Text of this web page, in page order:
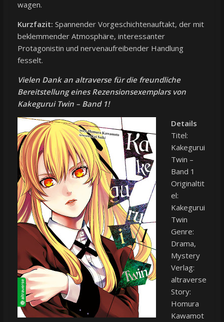
wagen.
Kurzfazit: Spannender Vorgeschichtenauftakt, der mit
beklemmender Atmosphäre, interessanter
Protagonistin und nervenaufreibender Handlung
fesselt.
Vielen Dank an altraverse für die freundliche
Bereitstellung eines Rezensionsexemplars von
Kakegurui Twin – Band 1!
Details
Titel:
Kakegurui
Twin –
Band 1
Originaltit
el:
Kakegurui
Twin
Genre:
Drama,
Mystery
Verlag:
altraverse
Story:
Homura
Kawamot